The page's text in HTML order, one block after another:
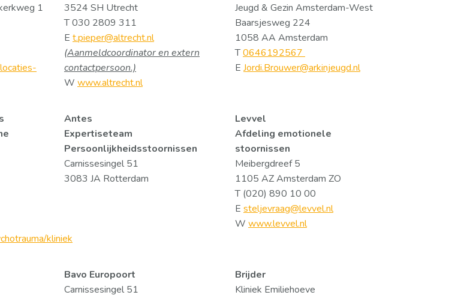
1
3524 SH Utrecht
T 030 2809 311
E t.pieper@altrecht.nl
(Aanmeldcoordinator en extern
contactpersoon.)
W www.altrecht.nl
Jeugd & Gezin Amsterdam-West
Baarsjesweg 224
1058 AA Amsterdam
T0646192567
E Jordi.Brouwer@arkinjeugd.nl
kliniek
Antes
Expertiseteam
Persoonlijkheidsstoornissen
Carnissesingel 51
3083 JA Rotterdam
Levvel
Afdeling emotionele
stoornissen
Meibergdreef 5
1105 AZ Amsterdam ZO
T (020) 890 10 00
E steljevraag@levvel.nl
W www.levvel.nl
Bavo Europoort
Carnissesingel 51
Brijder
Kliniek Emiliehoeve